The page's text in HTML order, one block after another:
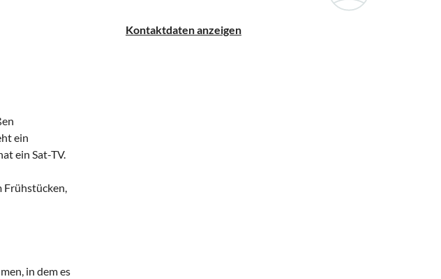
ein
ein Sat-TV.
Frühstücken,
in dem es
Kontaktdaten anzeigen